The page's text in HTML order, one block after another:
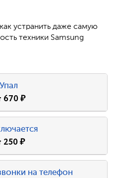
устранить даже самую
техники Samsung
Упал
670₽
250₽
на телефон